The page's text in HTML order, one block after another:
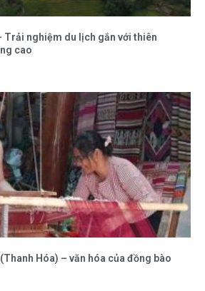
Trải nghiệm du lịch gắn với thiên
cao
Hóa) – văn hóa của đồng bào